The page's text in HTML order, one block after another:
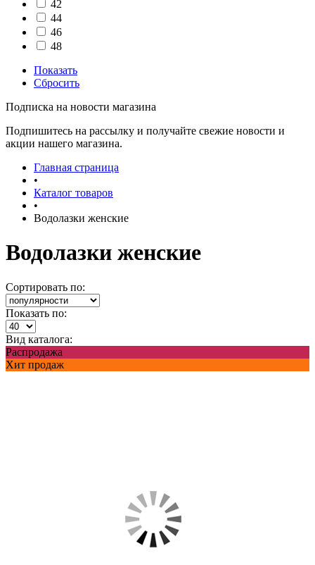
42
44
46
48
Показать
Сбросить
Подписка на новости магазина
Подпишитесь на рассылку и получайте свежие новости и
акции нашего магазина.
Главная страница
•
Каталог товаров
•
Водолазки женские
Водолазки женские
Сортировать по:
Показать по:
Вид каталога:
Распродажа
Хит продаж